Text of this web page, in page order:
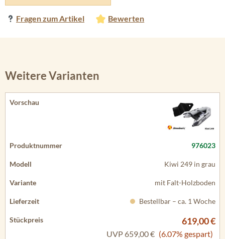
Fragen zum Artikel Bewerten
Weitere Varianten
976023
Kiwi 249 in grau
mit Falt-Holzboden
Bestellbar – ca. 1 Woche
619,00 €
UVP 659,00 € (6.07% gespart)